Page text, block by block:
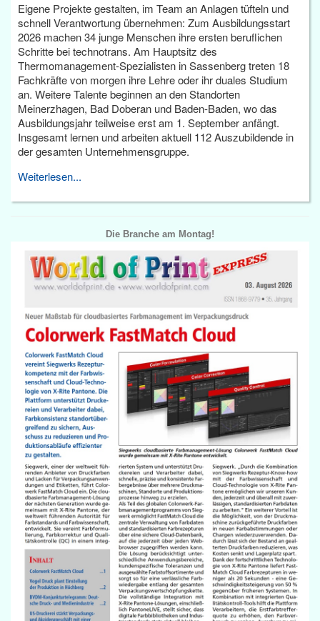
Eigene Projekte gestalten, im Team an Anlagen tüfteln und
schnell Verantwortung übernehmen: Zum Ausbildungsstart
2026 machen 34 junge Menschen ihre ersten beruflichen
Schritte bei technotrans. Am Hauptsitz des
Thermomanagement-Spezialisten in Sassenberg treten 18
Fachkräfte von morgen ihre Lehre oder ihr duales Studium
an. Weitere Talente beginnen an den Standorten
Meinerzhagen, Bad Doberan und Baden-Baden, wo das
Ausbildungsjahr teilweise erst am 1. September anfängt.
Insgesamt lernen und arbeiten aktuell 112 Auszubildende in
der gesamten Unternehmensgruppe.
Weiterlesen...
Die Branche am Montag!